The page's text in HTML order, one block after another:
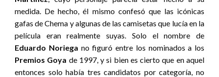
medida. De hecho, él mismo confesó que las icónicas
gafas de Chema y algunas de las camisetas que lucía en la
película eran realmente suyas. Solo el nombre de
Eduardo Noriega no figuró entre los nominados a los
Premios Goya de 1997, y si bien es cierto que en aquel
entonces solo había tres candidatos por categoría, no